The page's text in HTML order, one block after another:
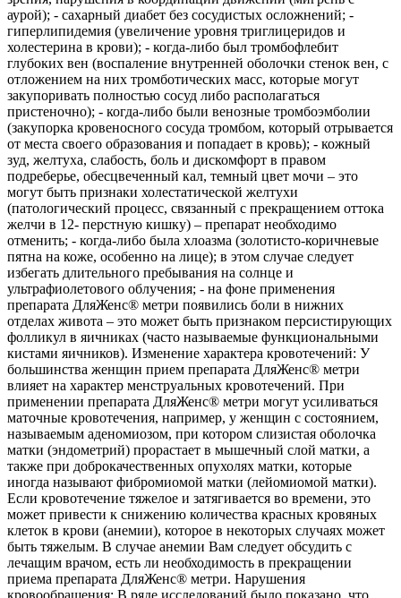
аурой); - сахарный диабет без сосудистых осложнений; -
гиперлипидемия (увеличение уровня триглицеридов и
холестерина в крови); - когда-либо был тромбофлебит
глубоких вен (воспаление внутренней оболочки стенок вен, с
отложением на них тромботических масс, которые могут
закупоривать полностью сосуд либо располагаться
пристеночно); - когда-либо были венозные тромбоэмболии
(закупорка кровеносного сосуда тромбом, который отрывается
от места своего образования и попадает в кровь); - кожный
зуд, желтуха, слабость, боль и дискомфорт в правом
подреберье, обесцвеченный кал, темный цвет мочи – это
могут быть признаки холестатической желтухи
(патологический процесс, связанный с прекращением оттока
желчи в 12- перстную кишку) – препарат необходимо
отменить; - когда-либо была хлоазма (золотисто-коричневые
пятна на коже, особенно на лице); в этом случае следует
избегать длительного пребывания на солнце и
ультрафиолетового облучения; - на фоне применения
препарата ДляЖенс® метри появились боли в нижних
отделах живота – это может быть признаком персистирующих
фолликул в яичниках (часто называемые функциональными
кистами яичников). Изменение характера кровотечений: У
большинства женщин прием препарата ДляЖенс® метри
влияет на характер менструальных кровотечений. При
применении препарата ДляЖенс® метри могут усиливаться
маточные кровотечения, например, у женщин с состоянием,
называемым аденомиозом, при котором слизистая оболочка
матки (эндометрий) прорастает в мышечный слой матки, а
также при доброкачественных опухолях матки, которые
иногда называют фибромиомой матки (лейомиомой матки).
Если кровотечение тяжелое и затягивается во времени, это
может привести к снижению количества красных кровяных
клеток в крови (анемии), которое в некоторых случаях может
быть тяжелым. В случае анемии Вам следует обсудить с
лечащим врачом, есть ли необходимость в прекращении
приема препарата ДляЖенс® метри. Нарушения